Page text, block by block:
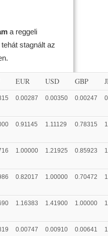
a reggeli
tehát stagnált az
EUR USD GBP
0.00287 0.00350 0.00247
0.91145 1.11129 0.78315
1.00000 1.21925 0.85923
0.82017 1.00000 0.70472
1.16383 1.41900 1.00000
0.00747 0.00910 0.00641